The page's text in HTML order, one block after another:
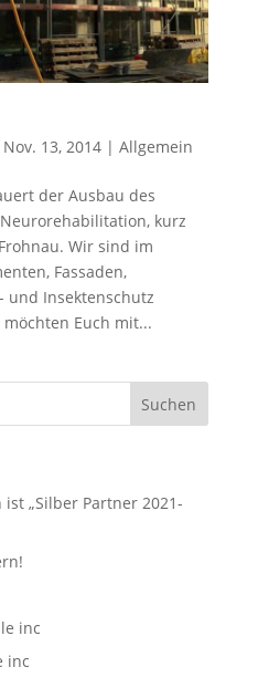
Nov. 13, 2014| Allgemein
der Ausbau des
kurz
Wir sind im
Fassaden,
und Insektenschutz
Euch mit...
„Silber Partner 2021-
inc
inc